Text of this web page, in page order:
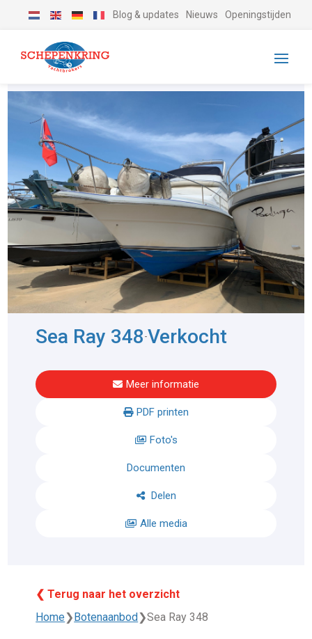
Blog & updates Nieuws Openingstijden
Sea Ray 348-Verkocht
Meer informatie
PDF printen
Foto's
Documenten
Delen
Alle media
❮ Terug naar het overzicht
Home❯ Botenaanbod ❯Sea Ray 348